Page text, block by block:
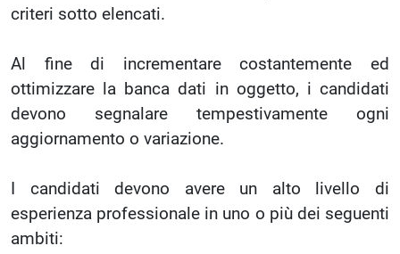
criteri sotto elencati.
Al fine di incrementare costantemente ed
ottimizzare la banca dati in oggetto, i candidati
devono segnalare tempestivamente ogni
aggiornamento o variazione.
I candidati devono avere un alto livello di
esperienza professionale in uno o più dei seguenti
ambiti: